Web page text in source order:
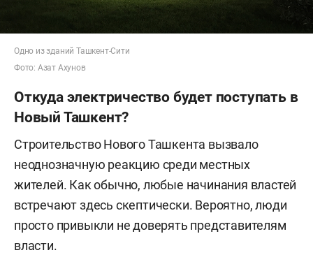
Одно из зданий Ташкент-Сити
Фото: Азат Ахунов
Откуда электричество будет поступать в
Новый Ташкент?
Строительство Нового Ташкента вызвало
неоднозначную реакцию среди местных
жителей. Как обычно, любые начинания властей
встречают здесь скептически. Вероятно, люди
просто привыкли не доверять представителям
власти.